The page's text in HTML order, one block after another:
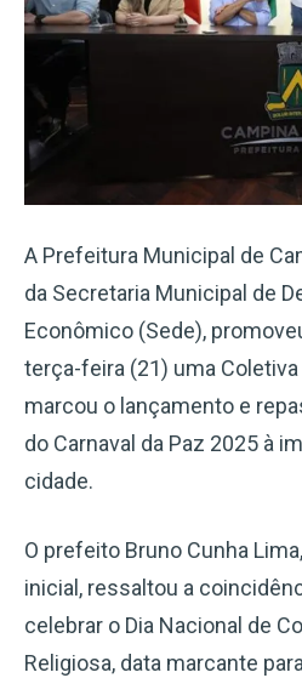
A Prefeitura Municipal de
da Secretaria Municipal de
Econômico (Sede),
terça-feira (21) uma
marcou o lançamento e
do Carnaval da Paz 2025 à
cidade.
O prefeito Bruno Cunha
inicial, ressaltou a
celebrar o Dia Nacional de
Religiosa, data marcante